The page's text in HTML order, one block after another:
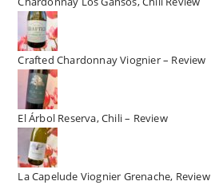
Crafted Chardonnay Viognier – Review
El Árbol Reserva, Chili – Review
La Capelude Viognier Grenache, Review